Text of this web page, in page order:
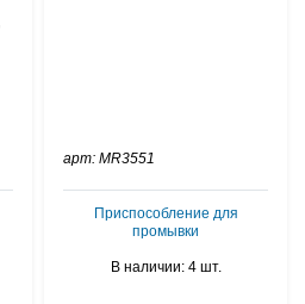
арт: MR3551
Приспособление для
промывки
В наличии: 4 шт.